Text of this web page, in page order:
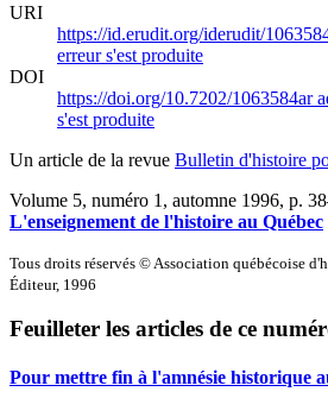
URI
https://id.erudit.org/iderudit/
erreur s'est produite
DOI
https://doi.org/10.7202/1063584ar
s'est produite
Un article de la revue Bulletin d'histoire
Volume 5, numéro 1, automne 1996, p.
L'enseignement de l'histoire au Québec
Tous droits réservés © Association québécoise
Éditeur, 1996
Feuilleter les articles de ce
Pour mettre fin à l'amnésie historique